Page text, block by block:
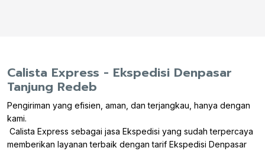
Calista Express - Ekspedisi Denpasar
Tanjung Redeb
Pengiriman yang efisien, aman, dan terjangkau, hanya dengan
kami.
Calista Express sebagai jasa Ekspedisi yang sudah terpercaya
memberikan layanan terbaik dengan tarif Ekspedisi Denpasar